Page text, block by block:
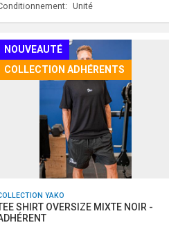
Unité
NOUVEAUTÉ
COLLECTION ADHÉRENTS
YAKO
SHIRT OVERSIZE MIXTE NOIR -